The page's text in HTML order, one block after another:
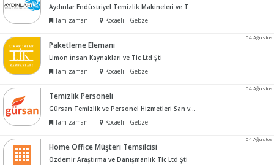
Aydınlar Endüstriyel Temizlik Makineleri ve Teknik Servis Hiz Tic Ltd Şti
Tam zamanlı
Kocaeli - Gebze
04 Ağustos
Paketleme Elemanı
Limon İnsan Kaynakları ve Tic Ltd Şti
Tam zamanlı
Kocaeli - Gebze
04 Ağustos
Temizlik Personeli
Gürsan Temizlik ve Personel Hizmetleri San ve Tic A.ş
Tam zamanlı
Kocaeli - Gebze
04 Ağustos
Home Office Müşteri Temsilcisi
Özdemir Araştırma ve Danışmanlık Tic Ltd Şti